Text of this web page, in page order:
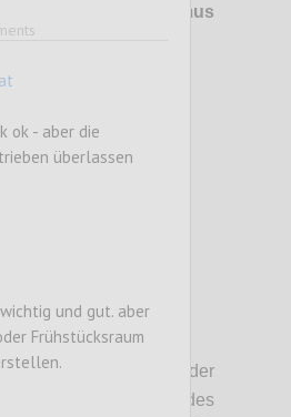
Tourismus
(UZ 200)
Vorschläge
bzgl. der
des
ok - aber die
überlassen
und gut. aber
Frühstücksraum